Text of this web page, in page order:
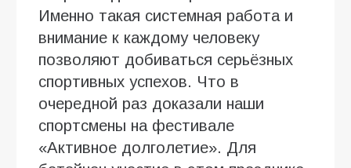
Именно такая системная работа и
внимание к каждому человеку
позволяют добиваться серьёзных
спортивных успехов. Что в
очередной раз доказали наши
спортсмены на фестивале
«Активное долголетие». Для